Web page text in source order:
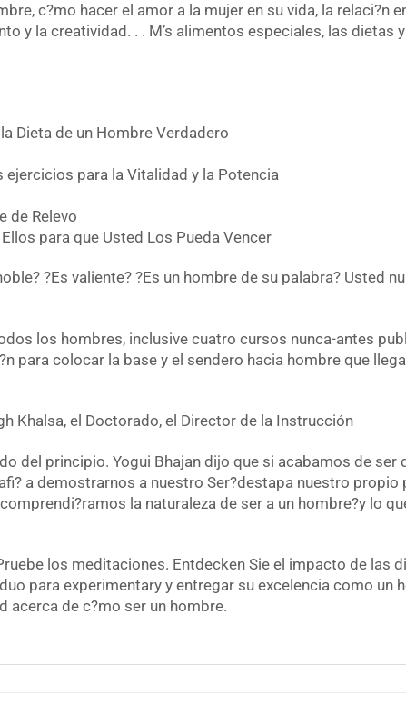
c?mo hacer el amor a la mujer en su vida, la relaci?n
y la creatividad. . . M’s alimentos especiales, las dietas
Dieta de un Hombre Verdadero
ejercicios para la Vitalidad y la Potencia
de Relevo
para que Usted Los Pueda Vencer
?Es valiente? ?Es un hombre de su palabra? Usted
los hombres, inclusive cuatro cursos nunca-antes
para colocar la base y el sendero hacia hombre que
Khalsa, el Doctorado, el Director de la Instrucción
del principio. Yogui Bhajan dijo que si acabamos de
a demostrarnos a nuestro Ser?destapa nuestro propio
la naturaleza de ser a un hombre?y lo
los meditaciones. Entdecken Sie el impacto de las
para experimentary y entregar su excelencia como un
acerca de c?mo ser un hombre.